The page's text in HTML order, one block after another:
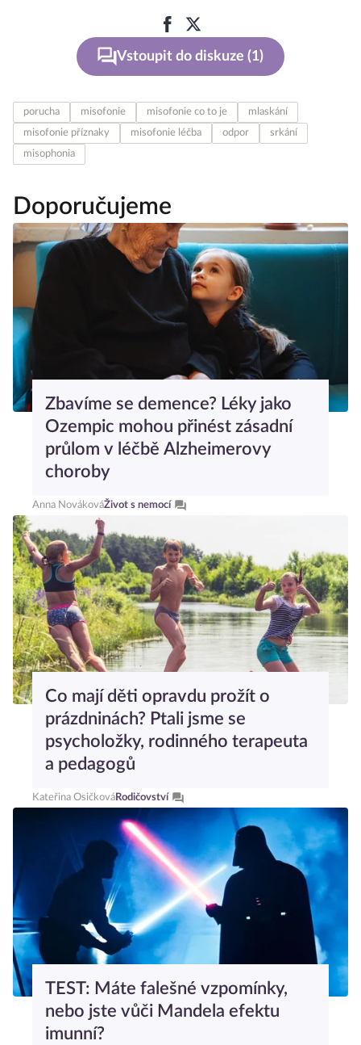
Vstoupit do diskuze (1)
porucha misofonie misofonie co to je
mlaskání
misofonie příznaky
misofonie léčba odpor
srkání
misophonia
Doporučujeme
Zbavíme se demence? Léky jako
Ozempic mohou přinést zásadní
průlom v léčbě Alzheimerovy
choroby
Anna NovákováŽivot s nemocí
Co mají děti opravdu prožít o
prázdninách? Ptali jsme se
psycholožky, rodinného terapeuta
a pedagogů
Kateřina OsičkováRodičovství
TEST: Máte falešné vzpomínky,
nebo jste vůči Mandela efektu
imunní?